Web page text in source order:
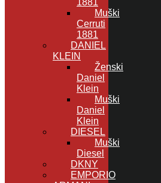
Muški
Cerruti
1881
DANIEL
KLEIN
Ženski
Daniel
Klein
Muški
Daniel
Klein
DIESEL
Muški
Diesel
DKNY
EMPORIO